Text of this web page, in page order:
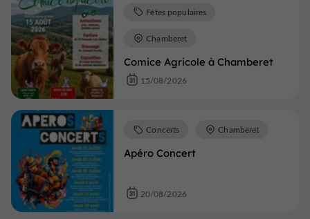
Comice Agricole à Chamberet
Fêtes populaires
Chamberet
15/08/2026
Apéro Concert
Concerts Chamberet
20/08/2026